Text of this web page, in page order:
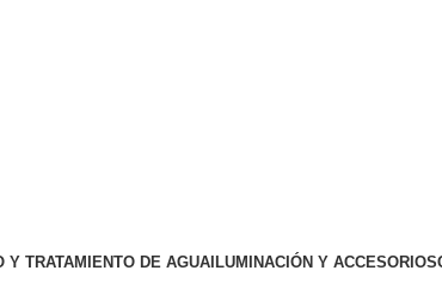
Y TRATAMIENTO DE AGUAILUMINACIÓN Y ACCESORIOS